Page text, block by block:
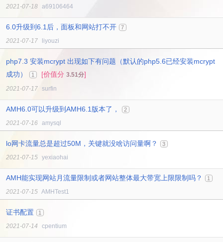
2021-07-18 a69106464
6.0升级到6.1后，面板和网站打不开 7
2021-07-17 liyouzi
php7.3 安装mcrypt 出现如下有问题（默认的php5.6已经安装mcrypt
成功）
1 [价值分 3.51分]
2021-07-17 surfin
AMH6.0可以升级到AMH6.1版本了， 2
2021-07-16 amysql
lo网卡流量总是超过50M，关键就没啥访问量啊？ 3
2021-07-15 yexiaohai
AMH能实现网站月流量限制或者网站整体最大带宽上限限制吗？ 1
2021-07-15 AMHTest1
证书配置 1
2021-07-14 cpentium